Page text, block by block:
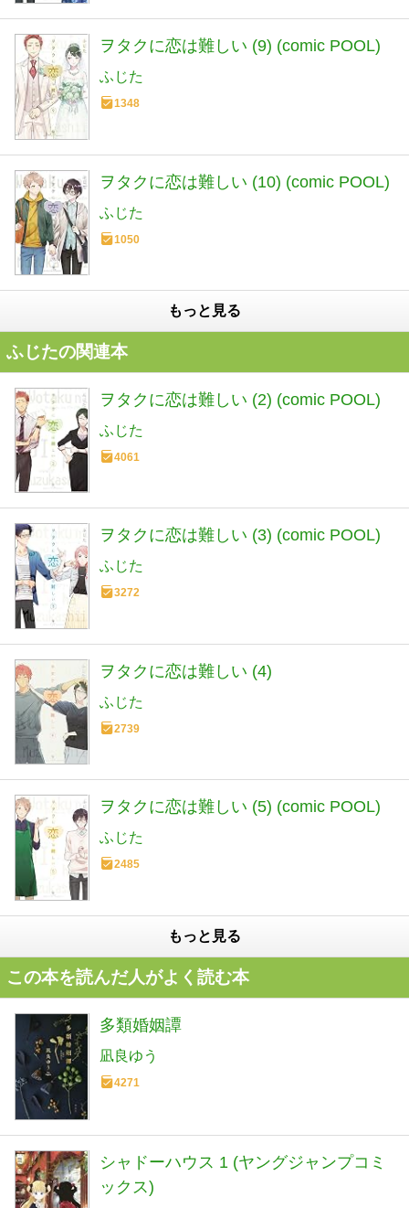
ヲタクに恋は難しい (9) (comic POOL)
ふじた
1348
ヲタクに恋は難しい (10) (comic POOL)
ふじた
1050
もっと見る
ふじたの関連本
ヲタクに恋は難しい (2) (comic POOL)
ふじた
4061
ヲタクに恋は難しい (3) (comic POOL)
ふじた
3272
ヲタクに恋は難しい (4)
ふじた
2739
ヲタクに恋は難しい (5) (comic POOL)
ふじた
2485
もっと見る
この本を読んだ人がよく読む本
多類婚姻譚
凪良ゆう
4271
シャドーハウス 1 (ヤングジャンプコミ
ックス)